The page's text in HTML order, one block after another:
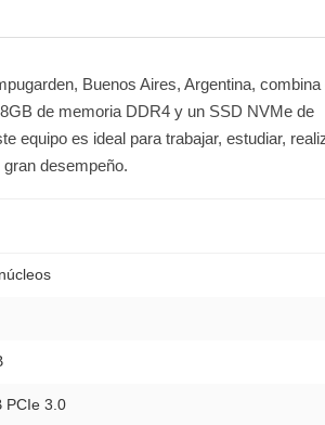
Buenos Aires, Argentina, combina
de memoria DDR4 y un SSD NVMe de
equipo es ideal para trabajar, estudiar,
desempeño.
PCIe 3.0